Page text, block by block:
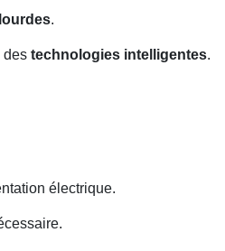
.
des technologies intelligentes.
électrique.